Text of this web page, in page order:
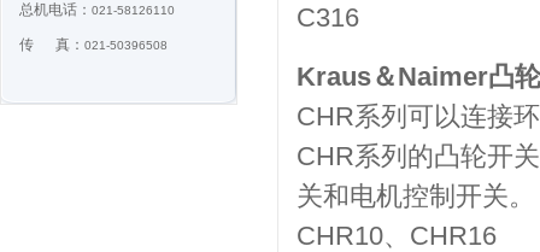
总机电话： 021-58126110
传 真： 021-50396508
C316
Kraus＆Naimer凸
CHR系列可以连接
CHR系列的凸轮开
关和电机控制开关。
CHR10、CHR16